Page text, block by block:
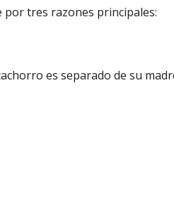
tres razones principales:
es separado de su